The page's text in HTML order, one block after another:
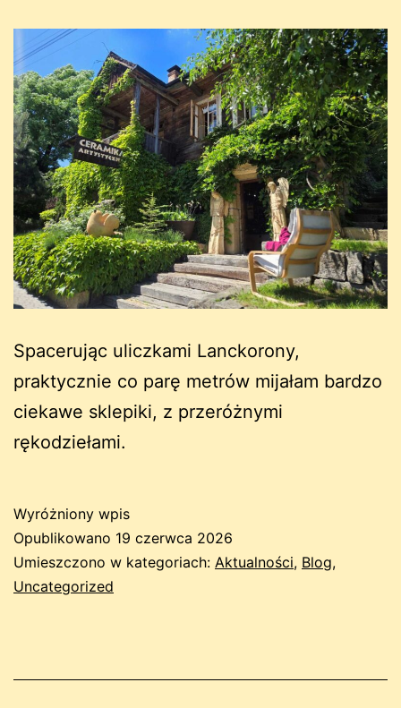
Spacerując uliczkami Lanckorony,
praktycznie co parę metrów mijałam bardzo
ciekawe sklepiki, z przeróżnymi
rękodziełami.
Wyróżniony wpis
Opublikowano 19 czerwca 2026
Umieszczono w kategoriach: Aktualności, Blog,
Uncategorized